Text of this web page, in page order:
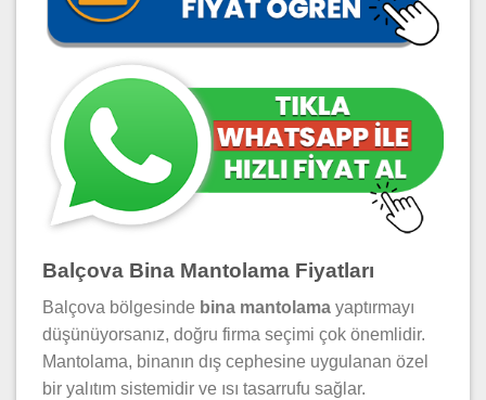
Balçova Bina Mantolama Fiyatları
Balçova bölgesinde bina mantolama yaptırmayı
düşünüyorsanız, doğru firma seçimi çok önemlidir.
Mantolama, binanın dış cephesine uygulanan özel
bir yalıtım sistemidir ve ısı tasarrufu sağlar.